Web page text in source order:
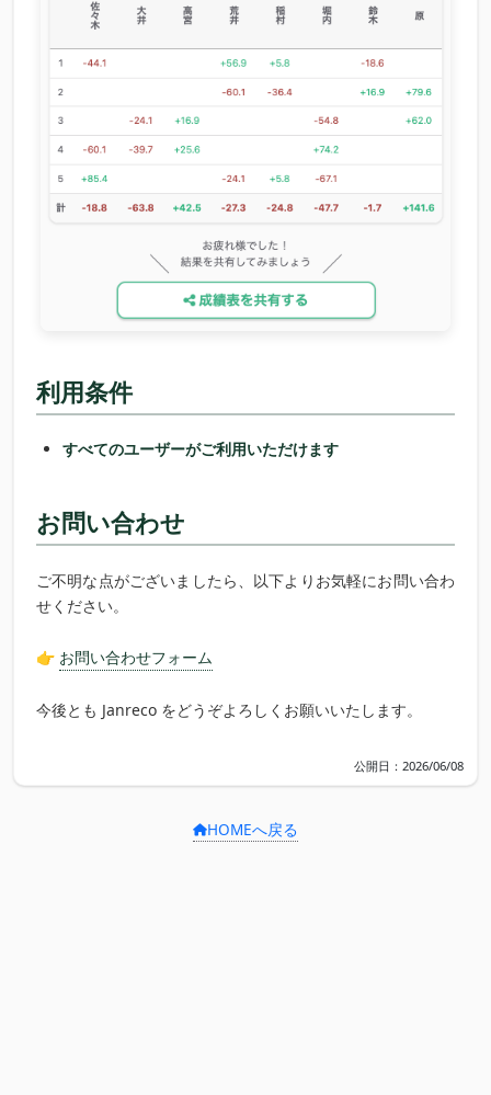
利用条件
すべてのユーザーがご利用いただけます
お問い合わせ
ご不明な点がございましたら、以下よりお気軽にお問い合わ
せください。
👉 お問い合わせフォーム
今後とも Janreco をどうぞよろしくお願いいたします。
公開日：2026/06/08
HOMEへ戻る